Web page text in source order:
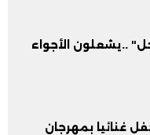
..يشعلون الأجواء
غنائيا بمهرجان